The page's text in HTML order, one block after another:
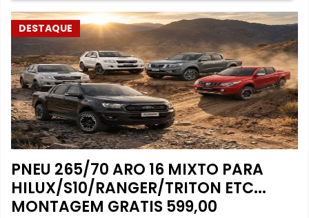
DESTAQUE
PNEU 265/70 ARO 16 MIXTO PARA
HILUX/S10/RANGER/TRITON ETC...
MONTAGEM GRATIS 599,00